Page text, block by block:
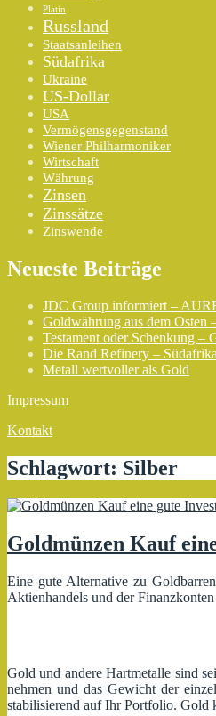
Platin
Russland
Staatsanleihen
Südafrika
Ukraine
US-Dollar
USA
Vermögensgegenstand
Wiener Philharmoniker
Wirtschaft
Währung
Zinsen
Zinssätze
Zinswende
Neueste Beiträge
JDC Group informiert –
Goldwährung aus dem Osten
Testament oder Schenkung –
Die Rand Refinery –
Metall wertvoller als Gold
Impressum
Kontakt
Schlagwort: Silber
Goldmünzen Kauf
Eine gute Alternative zu
Aktienhandels und der
Gold und andere Hartmetalle sind
nehmen und das Gewicht der
stabilisierend auf Ihr Portfolio. Gold